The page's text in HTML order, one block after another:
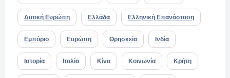
Δυτική Ευρώπη Ελλάδα Ελληνική Επανάσταση
Εμπόριο Ευρώπη Θρησκεία Ινδία
Ιστορία Ιταλία Κίνα Κοινωνία Κρήτη